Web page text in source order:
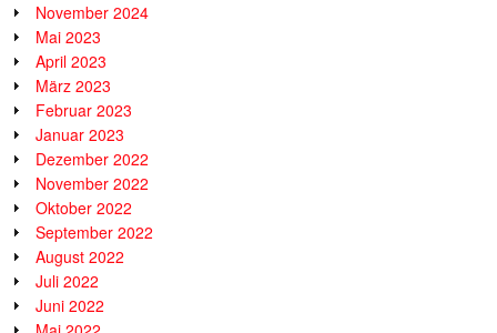
November 2024
Mai 2023
April 2023
März 2023
Februar 2023
Januar 2023
Dezember 2022
November 2022
Oktober 2022
September 2022
August 2022
Juli 2022
Juni 2022